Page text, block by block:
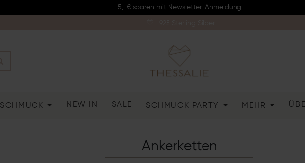
5,-€ sparen mit Newsletter-Anmeldung
SCHMUCK NEW IN SALE SCHMUCK PARTY MEHR
Ankerketten